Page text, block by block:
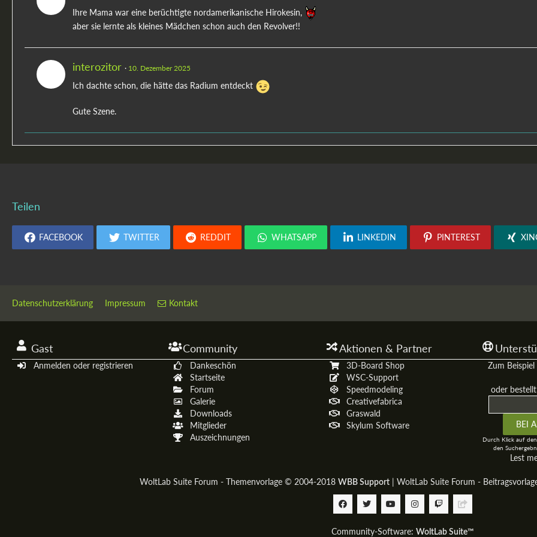
Ihre Mama war eine berüchtigte nordamerikanische Hirokesin,
aber sie lernte als kleines Mädchen schon auch den Revolver!!
interozitor 10. Dezember 2025
Ich dachte schon, die hätte das Radium entdeckt
Gute Szene.
Teilen
FACEBOOK TWITTER REDDIT WHATSAPP LINKEDIN PINTEREST
Datenschutzerklärung Impressum Kontakt
Gast
Anmelden oder registrieren
Community
Dankeschön
Startseite
Forum
Galerie
Downloads
Mitglieder
Auszeichnungen
Aktionen & Partner
3D-Board Shop
WSC-Support
Speedmodeling
Creativefabrica
Graswald
Skylum Software
Zum
oder
Durch Klick auf
den
Lest
WoltLab Suite Forum - Themenvorlage © 2004-2018 WBB Support| WoltLab Suite Forum -
Community-Software: WoltLab Suite™